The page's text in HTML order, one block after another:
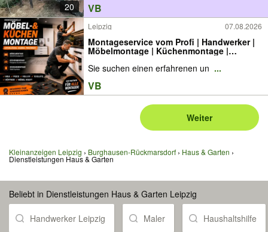
20 VB
Leipzig 07.08.2026
Montageservice vom Profi | Handwerker |
Möbelmontage | Küchenmontage |
Küchenaufbau | Abbau, Aufbau,
Demontage, Montage, Monteur, Lampen,
Kitchen Installer / Fitter
Sie suchen einen erfahrenen un ...
VB
Weiter
Kleinanzeigen Leipzig Burghausen-Rückmarsdorf Haus & Garten
Dienstleistungen Haus & Garten
Beliebt in Dienstleistungen Haus & Garten Leipzig
Handwerker Leipzig Maler Haushaltshilfe